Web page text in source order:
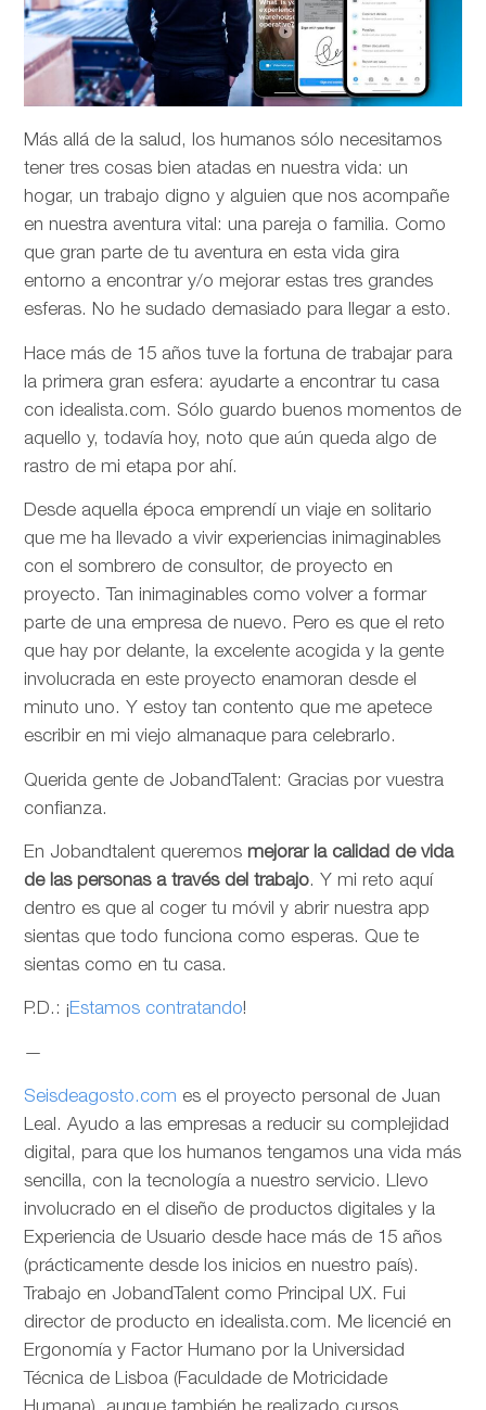
Más allá de la salud, los humanos sólo necesitamos
tener tres cosas bien atadas en nuestra vida: un
hogar, un trabajo digno y alguien que nos acompañe
en nuestra aventura vital: una pareja o familia. Como
que gran parte de tu aventura en esta vida gira
entorno a encontrar y/o mejorar estas tres grandes
esferas. No he sudado demasiado para llegar a esto.
Hace más de 15 años tuve la fortuna de trabajar para
la primera gran esfera: ayudarte a encontrar tu casa
con idealista.com. Sólo guardo buenos momentos de
aquello y, todavía hoy, noto que aún queda algo de
rastro de mi etapa por ahí.
Desde aquella época emprendí un viaje en solitario
que me ha llevado a vivir experiencias inimaginables
con el sombrero de consultor, de proyecto en
proyecto. Tan inimaginables como volver a formar
parte de una empresa de nuevo. Pero es que el reto
que hay por delante, la excelente acogida y la gente
involucrada en este proyecto enamoran desde el
minuto uno. Y estoy tan contento que me apetece
escribir en mi viejo almanaque para celebrarlo.
Querida gente de JobandTalent: Gracias por vuestra
confianza.
En Jobandtalent queremos mejorar la calidad de vida
de las personas a través del trabajo. Y mi reto aquí
dentro es que al coger tu móvil y abrir nuestra app
sientas que todo funciona como esperas. Que te
sientas como en tu casa.
P.D.: ¡Estamos contratando!
—
Seisdeagosto.com es el proyecto personal de Juan
Leal. Ayudo a las empresas a reducir su complejidad
digital, para que los humanos tengamos una vida más
sencilla, con la tecnología a nuestro servicio. Llevo
involucrado en el diseño de productos digitales y la
Experiencia de Usuario desde hace más de 15 años
(prácticamente desde los inicios en nuestro país).
Trabajo en JobandTalent como Principal UX. Fui
director de producto en idealista.com. Me licencié en
Ergonomía y Factor Humano por la Universidad
Técnica de Lisboa (Faculdade de Motricidade